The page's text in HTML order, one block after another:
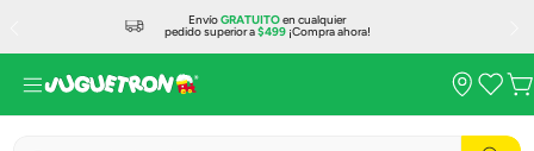
EnvíoGRATUITOen cualquier
pedido superior a$499¡Compra ahora!
Encuentra algo increíble...